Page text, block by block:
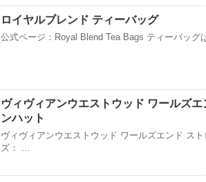
ロイヤルブレンド ティーバッグ
公式ページ：Royal Blend Tea Bags ティーバッグ
ヴィヴィアンウエストウッド ワールズ
ンハット
ヴィヴィアンウエストウッド ワールズエンド ス
ズ： …